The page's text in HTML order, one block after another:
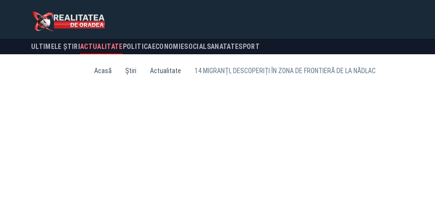
ULTIMELE ȘTIRI ACTUALITATE POLITICA ECONOMIESOCIALSANATATESPORT
Acasă Știri Actualitate 14 MIGRANȚI, DESCOPERIȚI ÎN ZONA DE FRONTIERĂ DE LA NĂDLAC